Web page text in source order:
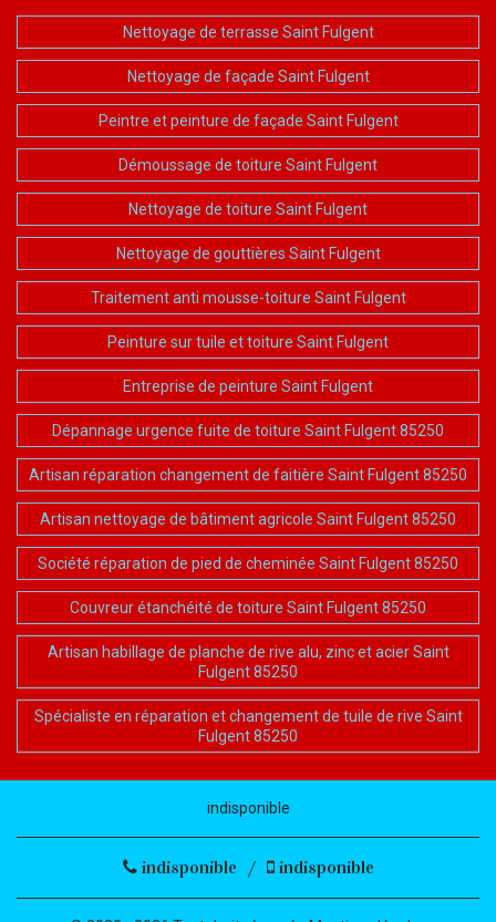
Nettoyage de terrasse Saint Fulgent
Nettoyage de façade Saint Fulgent
Peintre et peinture de façade Saint Fulgent
Démoussage de toiture Saint Fulgent
Nettoyage de toiture Saint Fulgent
Nettoyage de gouttières Saint Fulgent
Traitement anti mousse-toiture Saint Fulgent
Peinture sur tuile et toiture Saint Fulgent
Entreprise de peinture Saint Fulgent
Dépannage urgence fuite de toiture Saint Fulgent 85250
Artisan réparation changement de faitière Saint Fulgent 85250
Artisan nettoyage de bâtiment agricole Saint Fulgent 85250
Société réparation de pied de cheminée Saint Fulgent 85250
Couvreur étanchéité de toiture Saint Fulgent 85250
Artisan habillage de planche de rive alu, zinc et acier Saint
Fulgent 85250
Spécialiste en réparation et changement de tuile de rive Saint
Fulgent 85250
indisponible
indisponible / indisponible